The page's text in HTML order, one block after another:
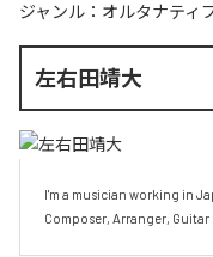
ジャンル： オルタナティ
左右田靖大
I'm a musician working in
Composer, Arranger,